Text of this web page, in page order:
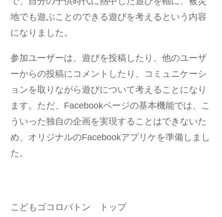
地でも遊ぶことのできる遊びを考えるという内容
になりました。
参加ユーザーは、遊びを投稿したり、他のユーザ
ーからの投稿にコメントしたり、コミュニケーシ
ョンを取りながら遊びについて考えることになり
ます。ただ、Facebookページの基本機能では、こ
ういった独自の企画を実現することはできないた
め、オリジナルのFacebookアプリケを準備しまし
た。
こどもゴコロバトン トップ